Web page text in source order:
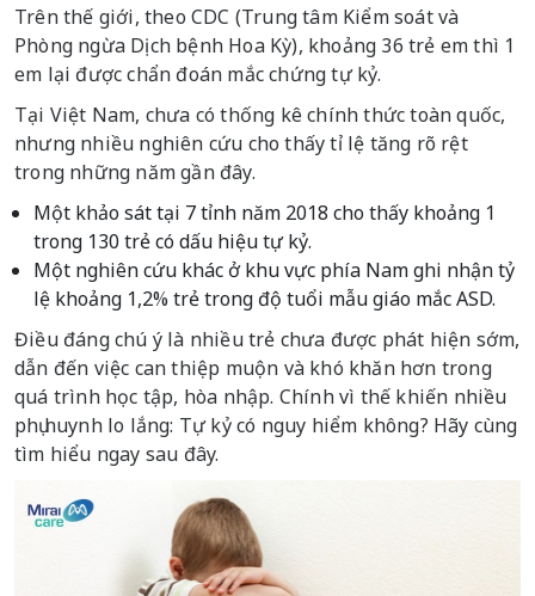
Trên thế giới, theo CDC (Trung tâm Kiểm soát và
Phòng ngừa Dịch bệnh Hoa Kỳ), khoảng 36 trẻ em thì 1
em lại được chẩn đoán mắc chứng tự kỷ.
Tại Việt Nam, chưa có thống kê chính thức toàn quốc,
nhưng nhiều nghiên cứu cho thấy tỉ lệ tăng rõ rệt
trong những năm gần đây.
Một khảo sát tại 7 tỉnh năm 2018 cho thấy khoảng 1
trong 130 trẻ có dấu hiệu tự kỷ.
Một nghiên cứu khác ở khu vực phía Nam ghi nhận tỷ
lệ khoảng 1,2% trẻ trong độ tuổi mẫu giáo mắc ASD.
Điều đáng chú ý là nhiều trẻ chưa được phát hiện sớm,
dẫn đến việc can thiệp muộn và khó khăn hơn trong
quá trình học tập, hòa nhập. Chính vì thế khiến nhiều
phụ huynh lo lắng: Tự kỷ có nguy hiểm không? Hãy cùng
tìm hiểu ngay sau đây.